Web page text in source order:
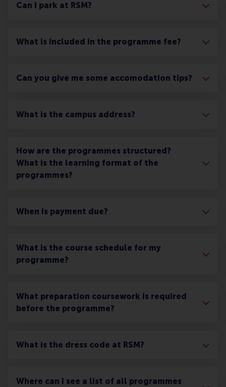
Can I park at RSM?
What is included in the programme fee?
Can you give me some accomodation tips?
What is the campus address?
How are the programmes structured?
What is the learning format of the
programmes?
When is payment due?
What is the course schedule for my
programme?
What preparation coursework is required
before the programme?
What is the dress code at RSM?
Where can I see a list of all programmes